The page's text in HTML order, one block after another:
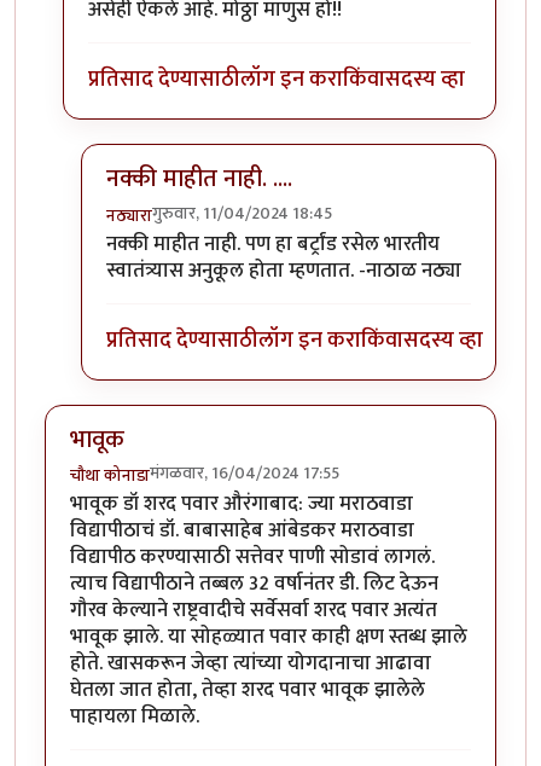
असेही ऐकले आहे. मोठ्ठा माणुस हो!!
प्रतिसाद देण्यासाठीलॉग इन कराकिंवासदस्य व्हा
नक्की माहीत नाही. ....
नठ्यारागुरुवार, 11/04/2024 18:45
In reply toरसेल तोच ना १९ व्याbyअहिरावण
नक्की माहीत नाही. पण हा बर्ट्रांड रसेल भारतीय
स्वातंत्र्यास अनुकूल होता म्हणतात. -नाठाळ नठ्या
प्रतिसाद देण्यासाठीलॉग इन कराकिंवासदस्य व्हा
भावूक
चौथा कोनाडामंगळवार, 16/04/2024 17:55
भावूक डॉ शरद पवार औरंगाबाद: ज्या मराठवाडा
विद्यापीठाचं डॉ. बाबासाहेब आंबेडकर मराठवाडा
विद्यापीठ करण्यासाठी सत्तेवर पाणी सोडावं लागलं.
त्याच विद्यापीठाने तब्बल 32 वर्षानंतर डी. लिट देऊन
गौरव केल्याने राष्ट्रवादीचे सर्वेसर्वा शरद पवार अत्यंत
भावूक झाले. या सोहळ्यात पवार काही क्षण स्तब्ध झाले
होते. खासकरून जेव्हा त्यांच्या योगदानाचा आढावा
घेतला जात होता, तेव्हा शरद पवार भावूक झालेले
पाहायला मिळाले.